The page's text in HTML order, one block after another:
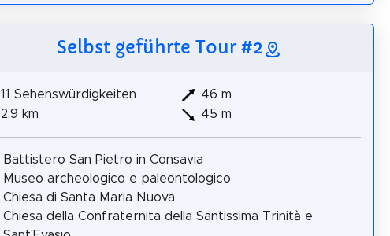
Selbst geführte Tour #2
11 Sehenswürdigkeiten
2,9 km
46 m
45 m
Battistero San Pietro in Consavia
Museo archeologico e paleontologico
Chiesa di Santa Maria Nuova
Chiesa della Confraternita della Santissima Trinità e